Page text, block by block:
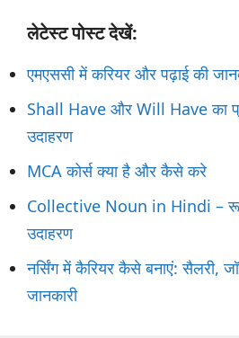
लेटेस्ट पोस्ट देखें:
एमएससी में करियर और पढ़ाई की
Shall Have और Will Have का
उदाहरण
MCA कोर्स क्या है और कैसे करे
Collective Noun in Hindi –
उदाहरण
नर्सिंग में कैरियर कैसे बनाएं: सैलरी,
जानकारी